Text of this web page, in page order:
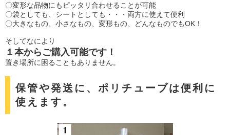
〇変形な品物にもピッタリ合わせることが可能
〇袋としても、シートとしても・・・両方に使えて便利
〇大きなもの、小さなもの、変形もの、どんなものでもOK！
そしてなにより
１本からご購入可能です！
置き場所に困ることもありません。
保管や発送に、ポリチューブは便利に
使えます。